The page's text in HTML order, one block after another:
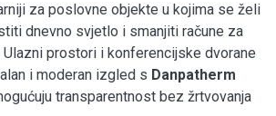
za poslovne objekte u kojima se želi
dnevno svjetlo i smanjiti račune za
prostori i konferencijske dvorane
i moderan izgled s Danpatherm
transparentnost bez žrtvovanja